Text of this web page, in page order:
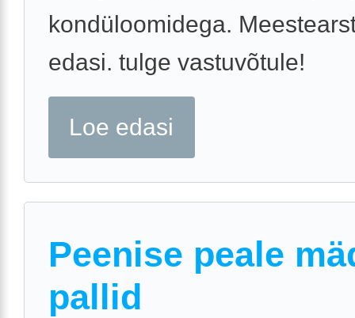
kondüloomidega.
edasi. tulge vastuvõtule!
Loe edasi
Peenise peale
pallid